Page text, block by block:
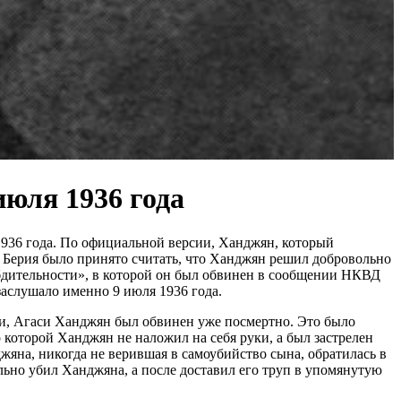
1936 года
года. По официальной версии, Ханджян, который
было принято считать, что Ханджян решил добровольно
в которой он был обвинен в сообщении НКВД
именно 9 июля 1936 года.
Агаси Ханджян был обвинен уже посмертно. Это было
Ханджян не наложил на себя руки, а был застрелен
никогда не верившая в самоубийство сына, обратилась в
убил Ханджяна, а после доставил его труп в упомянутую